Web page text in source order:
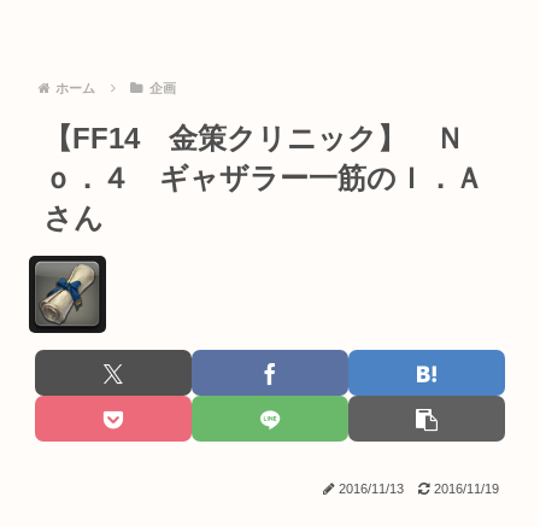
ホーム 企画
【FF14 金策クリニック】 Ｎ
ｏ．４ ギャザラー一筋のＩ．Ａ
さん
2016/11/13 2016/11/19